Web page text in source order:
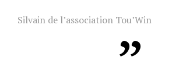
Silvain de l’association Tou’Win